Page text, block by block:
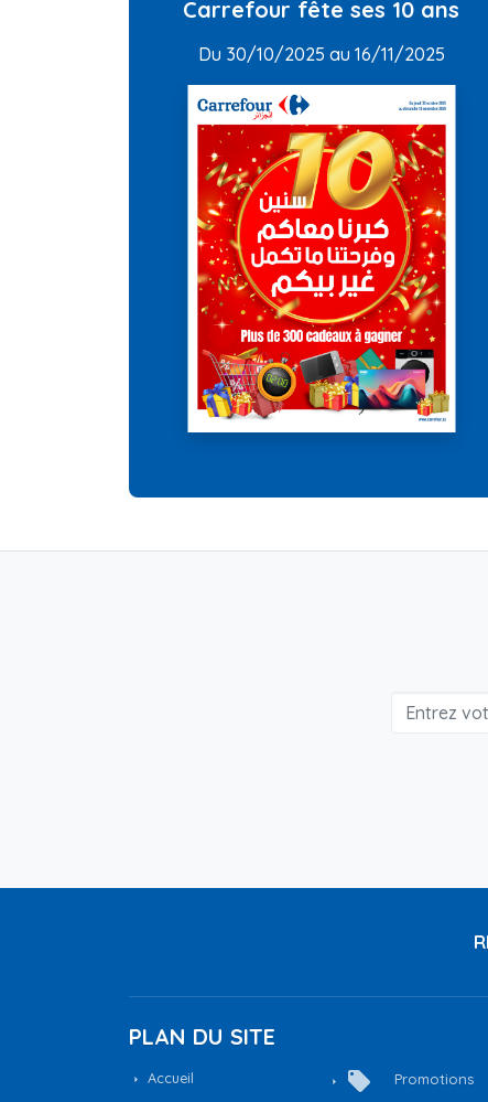
Carrefour fête ses 10 ans
Du 30/10/2025 au 16/11/2025
PLAN DU SITE
Accueil local_offer Promotions